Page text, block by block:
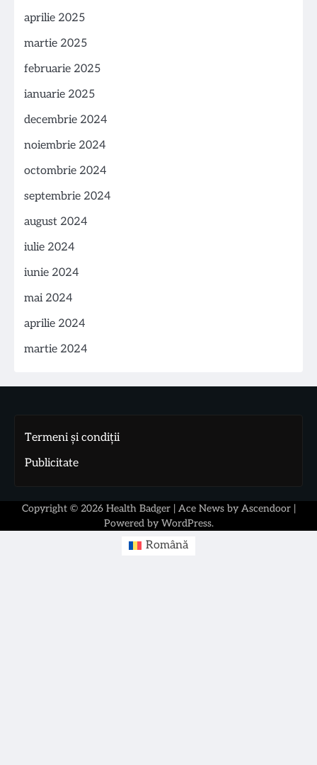
aprilie 2025
martie 2025
februarie 2025
ianuarie 2025
decembrie 2024
noiembrie 2024
octombrie 2024
septembrie 2024
august 2024
iulie 2024
iunie 2024
mai 2024
aprilie 2024
martie 2024
Termeni și condiții
Publicitate
Copyright © 2026 Health Badger| Ace News by Ascendoor|
Powered by WordPress.
Română